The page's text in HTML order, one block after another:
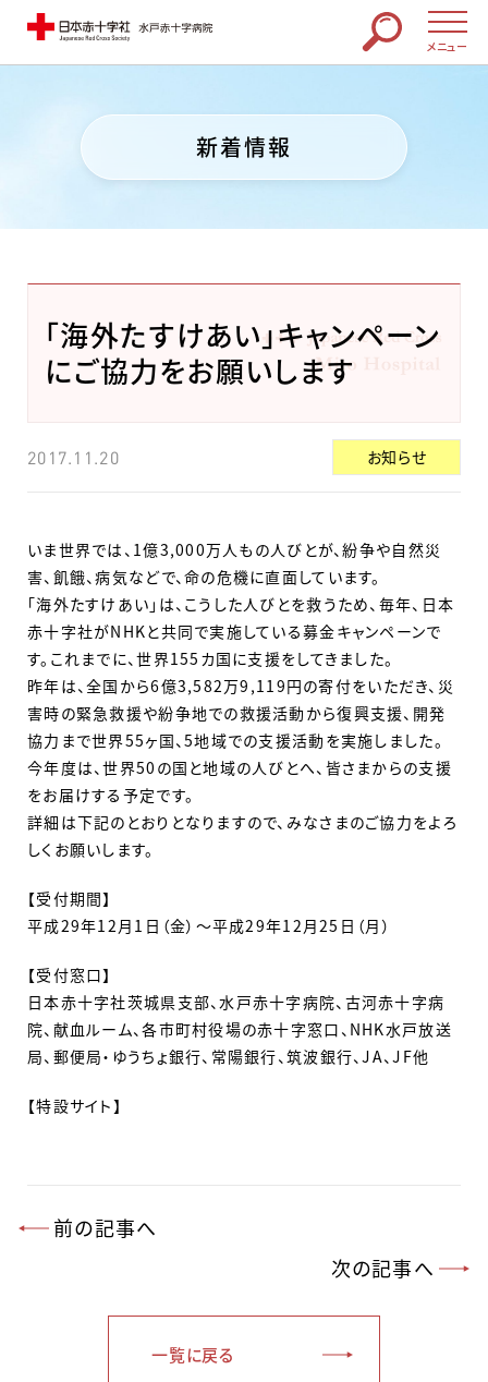
メニュー
新着情報
「海外たすけあい」キャンペーン
にご協力をお願いします
2017.11.20 お知らせ
いま世界では、1億3,000万人もの人びとが、紛争や自然災
害、飢餓、病気などで、命の危機に直面しています。
「海外たすけあい」は、こうした人びとを救うため、毎年、日本
赤十字社がNHKと共同で実施している募金キャンペーンで
す。これまでに、世界155カ国に支援をしてきました。
昨年は、全国から6億3,582万9,119円の寄付をいただき、災
害時の緊急救援や紛争地での救援活動から復興支援、開発
協力まで世界55ヶ国、5地域での支援活動を実施しました。
今年度は、世界50の国と地域の人びとへ、皆さまからの支援
をお届けする予定です。
詳細は下記のとおりとなりますので、みなさまのご協力をよろ
しくお願いします。
【受付期間】
平成29年12月1日（金）～平成29年12月25日（月）
【受付窓口】
日本赤十字社茨城県支部、水戸赤十字病院、古河赤十字病
院、献血ルーム、各市町村役場の赤十字窓口、NHK水戸放送
局、郵便局・ゆうちょ銀行、常陽銀行、筑波銀行、JA、JF他
【特設サイト】
前の記事へ
次の記事へ
一覧に戻る